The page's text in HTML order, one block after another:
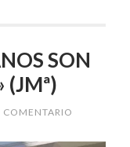
SON
(JMª)
COMENTARIO